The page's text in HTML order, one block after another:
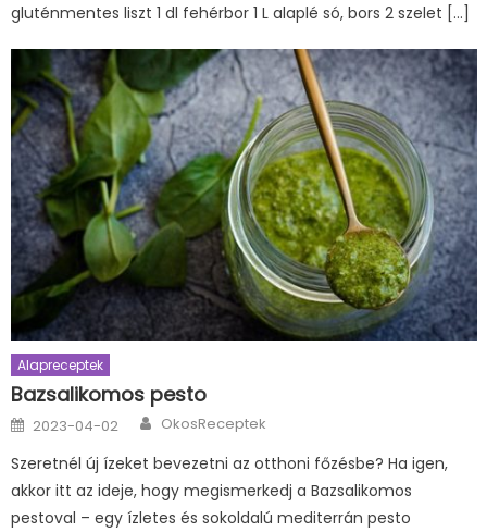
gluténmentes liszt 1 dl fehérbor 1 L alaplé só, bors 2 szelet […]
Alapreceptek
Bazsalikomos pesto
Posted
on
2023-04-02 Author
OkosReceptek
Szeretnél új ízeket bevezetni az otthoni főzésbe? Ha igen,
akkor itt az ideje, hogy megismerkedj a Bazsalikomos
pestoval – egy ízletes és sokoldalú mediterrán pesto